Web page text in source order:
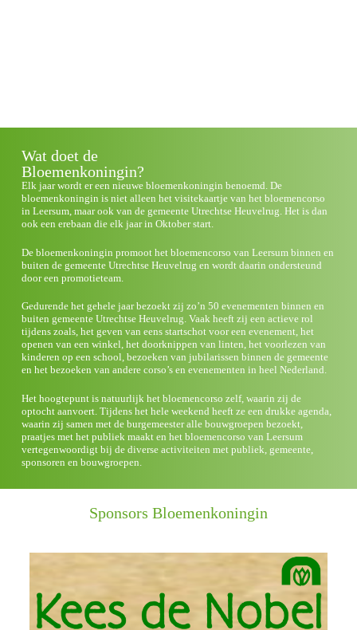
Wat doet de
Bloemenkoningin?
Elk jaar wordt er een nieuwe bloemenkoningin benoemd. De
bloemenkoningin is niet alleen het visitekaartje van het bloemencorso
in Leersum, maar ook van de gemeente Utrechtse Heuvelrug. Het is dan
ook een erebaan die elk jaar in Oktober start.
De bloemenkoningin promoot het bloemencorso van Leersum binnen en
buiten de gemeente Utrechtse Heuvelrug en wordt daarin ondersteund
door een promotieteam.
Gedurende het gehele jaar bezoekt zij zo’n 50 evenementen binnen en
buiten gemeente Utrechtse Heuvelrug. Vaak heeft zij een actieve rol
tijdens zoals, het geven van eens startschot voor een evenement, het
openen van een winkel, het doorknippen van linten, het voorlezen van
kinderen op een school, bezoeken van jubilarissen binnen de gemeente
en het bezoeken van andere corso’s en evenementen in heel Nederland.
Het hoogtepunt is natuurlijk het bloemencorso zelf, waarin zij de
optocht aanvoert. Tijdens het hele weekend heeft ze een drukke agenda,
waarin zij samen met de burgemeester alle bouwgroepen bezoekt,
praatjes met het publiek maakt en het bloemencorso van Leersum
vertegenwoordigt bij de diverse activiteiten met publiek, gemeente,
sponsoren en bouwgroepen.
Sponsors Bloemenkoningin